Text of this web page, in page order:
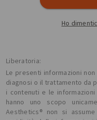
Ho
Liberatoria:
Le presenti informazioni
diagnosi o il trattamento da
i contenuti e le
hanno uno scopo
Aesthetics® non si